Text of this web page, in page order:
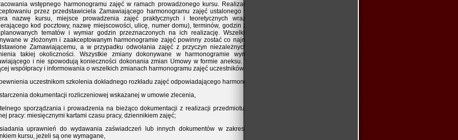
wstępnego harmonogramu zajęć w ramach prowadzonego kursu. Realizacja przedmiotu umowy następuje po
przez przedstawiciela Zamawiającego harmonogramu zajęć ustalonego wraz z uczestnikami. Harmonogram
nazwę kursu, miejsce prowadzenia zajęć praktycznych i teoretycznych wraz z podaniem dokładnego adresu
kod pocztowy, nazwę miejscowości, ulicę, numer domu), terminów, godzin zajęć dla poszczególnych zajęć oraz
tematów i wymiar godzin przeznaczonych na ich realizację. Wszelkie zmiany terminów realizacji zajęć
w złożonym i zaakceptowanym harmonogramie zajęć powinny zostać co najmniej 5 dni przed planowaną zmianą
Zamawiającemu, a w przypadku odwołania zajęć z przyczyn niezależnych od Wykonawcy najpóźniej w dniu
takiej okoliczności. Wszystkie zmiany dokonywane w harmonogramie wymagają uprzedniej pisemnej zgody
i nie spowodują konieczności dokonania zmian Umowy w formie aneksu. Wykonawca będzie zobowiązany do
współpracy i informowania o wszelkich zmianach harmonogramu zajęć uczestników zajęć.
uczestnikom szkolenia dokładnego rozkładu zajęć odpowiadającego harmonogramowi kursu/szkolenia;
dokumentacji rozliczeniowej wskazanej w umowie zlecenia,
sporządzania i prowadzenia na bieżąco dokumentacji z realizacji przedmiotu zamówienia, m.in. dokumentowanie
pracy: miesięcznymi kartami czasu pracy, dziennikiem zajęć;
uprawnień do wydawania zaświadczeń lub innych dokumentów w zakresie kwalifikacji i uprawnień objętych
kursu, jeżeli są one wymagane,